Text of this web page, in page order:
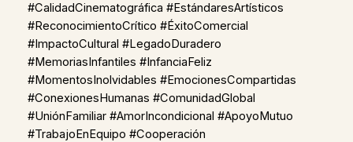
#CalidadCinematográfica #EstándaresArtísticos
#ReconocimientoCrítico #ÉxitoComercial
#ImpactoCultural #LegadoDuradero
#MemoriasInfantiles #InfanciaFeliz
#MomentosInolvidables #EmocionesCompartidas
#ConexionesHumanas #ComunidadGlobal
#UniónFamiliar #AmorIncondicional #ApoyoMutuo
#TrabajoEnEquipo #Cooperación